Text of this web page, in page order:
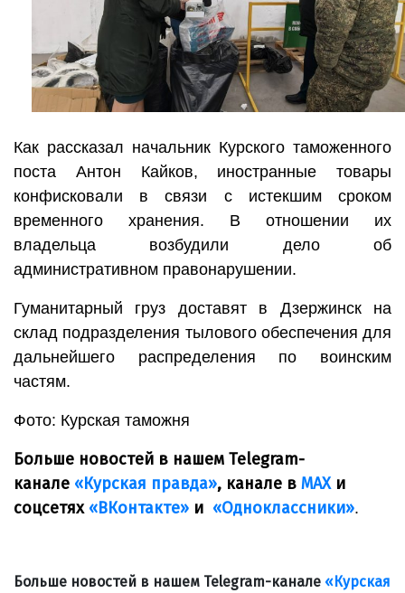
Как рассказал начальник Курского таможенного
поста Антон Кайков, иностранные товары
конфисковали в связи с истекшим сроком
временного хранения. В отношении их
владельца возбудили дело об
административном правонарушении.
Гуманитарный груз доставят в Дзержинск на
склад подразделения тылового обеспечения для
дальнейшего распределения по воинским
частям.
Фото: Курская таможня
Больше новостей в нашем Telegram-
канале «Курская правда», канале в МАХи
соцсетях «ВКонтакте» и «Одноклассники».
Больше новостей в нашем Telegram-канале «Курская